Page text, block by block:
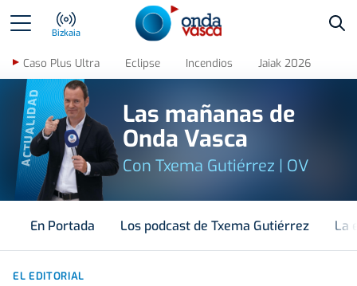
Bizkaia
Caso Plus Ultra Eclipse Incendios Jaiak 2026
ACTUALIDAD
Las mañanas de
Onda Vasca
Con Txema Gutiérrez | OV
En Portada Los podcast de Txema Gutiérrez La
EL EDITORIAL